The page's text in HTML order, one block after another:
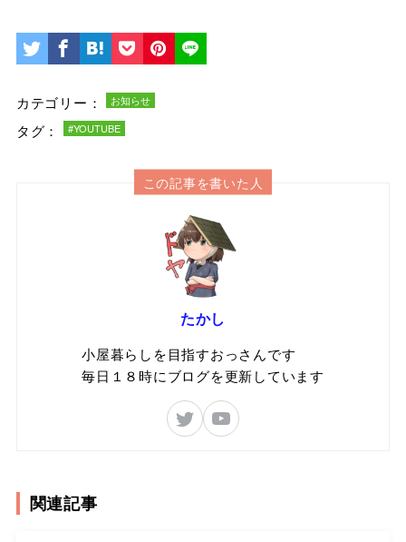
カテゴリー： お知らせ
タグ： #YOUTUBE
この記事を書いた人
たかし
小屋暮らしを目指すおっさんです
毎日１８時にブログを更新しています
関連記事